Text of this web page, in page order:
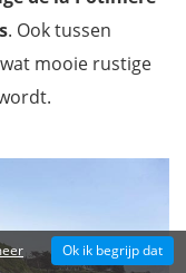
. Ook tussen
mooie rustige
Ok ik begrijp dat